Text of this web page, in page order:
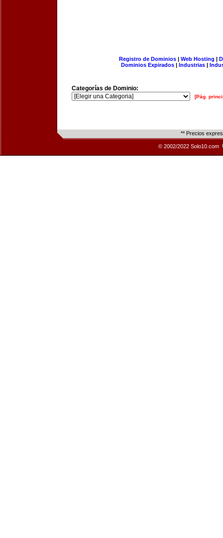
Registro de Dominios| Web Hosting |
Dominios Expirados | Industrias |
Categorías de Dominio:
[Pág.
** Precios
© 2002/2022 Solo10.com